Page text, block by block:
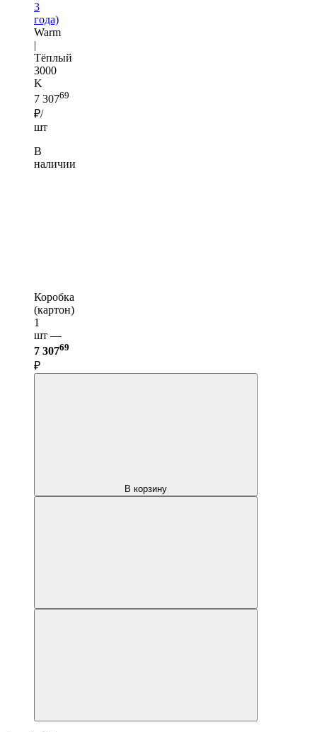
3
года)
Warm
|
Тёплый
3000
K
7 30769
₽/
шт
В
наличии
Коробка
(картон)
1
шт —
7 30769
₽
В корзину